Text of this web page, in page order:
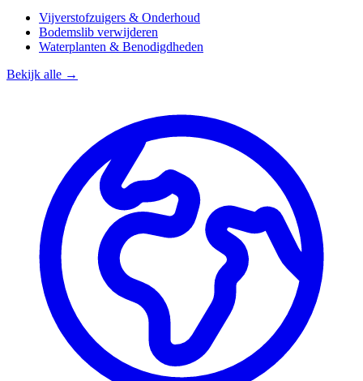
Vijverstofzuigers & Onderhoud
Bodemslib verwijderen
Waterplanten & Benodigdheden
Bekijk alle →